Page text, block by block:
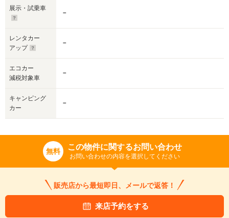
展示・試乗車
－
レンタカー
アップ
－
エコカー
減税対象車
－
キャンピング
カー
－
無料 この物件に関するお問い合わせ
お問い合わせの内容を選択してください
販売店から最短即日、メールで返答！
来店予約をする